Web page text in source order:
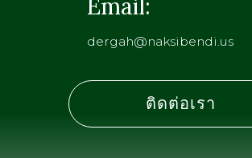
Email:
dergah@naksibendi.us
ติดต่อเรา